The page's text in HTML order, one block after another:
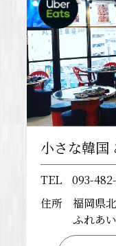
小さな韓国
TEL
093-
住所
福岡県
ふれあ